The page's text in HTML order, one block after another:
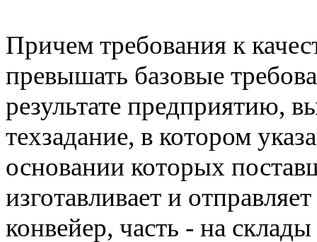
Причем требования к
превышать базовые
результате предприятию,
техзадание, в котором
основании которых
изготавливает и
конвейер, часть - на